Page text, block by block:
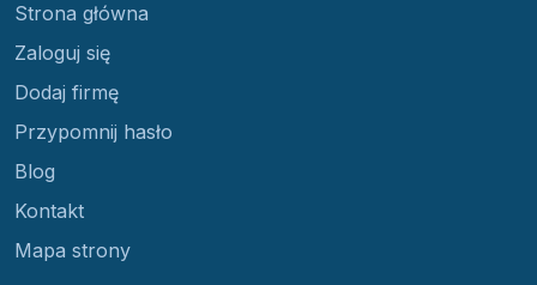
Strona główna
Zaloguj się
Dodaj firmę
Przypomnij hasło
Blog
Kontakt
Mapa strony